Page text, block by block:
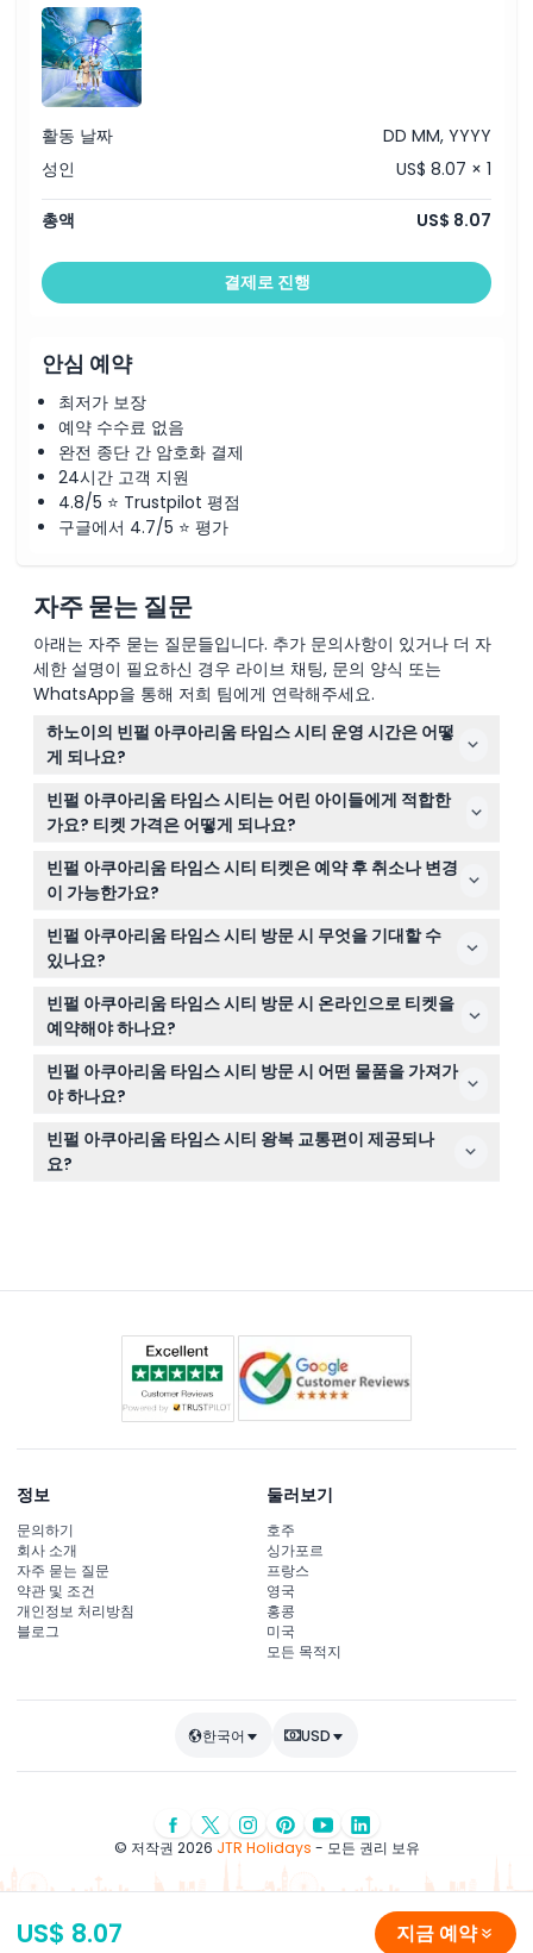
US$ 8.07 지금 예약
활동 날짜
DD MM, YYYY
성인
US$ 8.07 × 1
총액 US$ 8.07
결제로 진행
안심 예약
최저가 보장
예약 수수료 없음
완전 종단 간 암호화 결제
24시간 고객 지원
4.8/5 ⭐ Trustpilot 평점
구글에서 4.7/5 ⭐ 평가
자주 묻는 질문
아래는 자주 묻는 질문들입니다. 추가 문의사항이 있거나 더 자
세한 설명이 필요하신 경우 라이브 채팅, 문의 양식 또는
WhatsApp을 통해 저희 팀에게 연락해주세요.
하노이의 빈펄 아쿠아리움 타임스 시티 운영 시간은 어떻
게 되나요?
빈펄 아쿠아리움 타임스 시티는 매일 오전 10시부터 오후
10시까지 운영되며, 입장 마감은 오후 9시입니다. 주말과 공
휴일에는 약간 일찍 오전 9시 30분에 개장합니다(변동 가
능 — 예약 시 확인 바랍니다).
빈펄 아쿠아리움 타임스 시티는 어린 아이들에게 적합한
가요? 티켓 가격은 어떻게 되나요?
신장 80cm 미만 어린이는 유료 성인 동반 시 무료 입장할
수 있고, 80cm 이상 140cm 미만 어린이는 어린이 티켓이
필요하며, 140cm 이상의 방문객은 성인 티켓이 필요합니
다.
빈펄 아쿠아리움 타임스 시티 티켓은 예약 후 취소나 변경
이 가능한가요?
아니요, 이 웹사이트에서 예약한 티켓은 최종 판매이므로
취소, 환불 또는 변경이 불가합니다.
빈펄 아쿠아리움 타임스 시티 방문 시 무엇을 기대할 수
있나요?
담수, 해수, 파충류 등 몰입형 테마 구역과 멋진 180도 수중
터널, 3D 효과와 창의적인 조명이 포함된 특별 전시를 기대
할 수 있습니다.
빈펄 아쿠아리움 타임스 시티 방문 시 온라인으로 티켓을
예약해야 하나요?
네, 이 웹사이트를 통해 티켓을 온라인으로 예약하는 것이
입장권 확보와 원하는 방문 시간대 확인에 가장 쉽고 편리
한 방법입니다.
빈펄 아쿠아리움 타임스 시티 방문 시 어떤 물품을 가져가
야 하나요?
편안한 걷기용 신발과 멋진 해양 생물을 촬영할 카메라를
가져가시길 권장합니다; 음식, 음료, 기념품은 내부에서 구
입 가능하지만 티켓에 포함되어 있지 않습니다.
빈펄 아쿠아리움 타임스 시티 왕복 교통편이 제공되나
요?
정보
문의하기
회사 소개
자주 묻는 질문
약관 및 조건
개인정보 처리방침
블로그
둘러보기
호주
싱가포르
프랑스
영국
홍콩
미국
모든 목적지
한국어 USD
© 저작권 2026 JTR Holidays - 모든 권리 보유